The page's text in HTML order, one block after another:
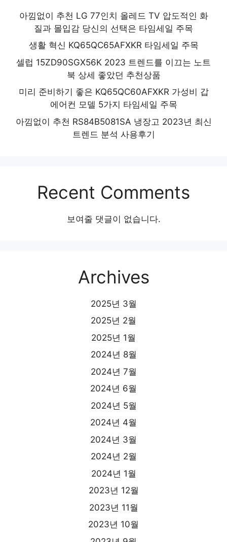
아낌없이 추천 LG 77인치 올레드 TV 압도적인 화
질과 몰입감 당신의 선택은 타임세일 주목
생활 혁신 KQ65QC65AFXKR 타임세일 주목
셀럽 15ZD90SGX56K 2023 트렌드를 이끄는 노트
북 상세 좋았던 추천상품
미리 준비하기 좋은 KQ65QC60AFXKR 가성비 갑
에어컨 모델 5가지 타임세일 주목
아낌없이 추천 RS84B5081SA 냉장고 2023년 최신
트렌드 분석 사용후기
Recent Comments
보여줄 댓글이 없습니다.
Archives
2025년 3월
2025년 2월
2025년 1월
2024년 8월
2024년 7월
2024년 6월
2024년 5월
2024년 4월
2024년 3월
2024년 2월
2024년 1월
2023년 12월
2023년 11월
2023년 10월